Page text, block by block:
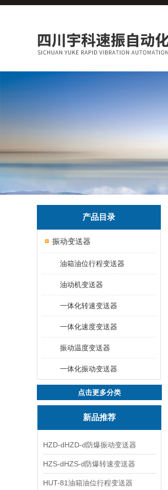
产品目录
振动变送器
油箱油位行程变送器
油动机变送器
一体化转速变送器
一体化速度变送器
振动温度变送器
一体化振动变送器
点击更多分类
新品推荐
HZD-dHZD-d防爆振动变送器
HZS-dHZS-d防爆转速变送器
HUT-81油箱油位行程变送器